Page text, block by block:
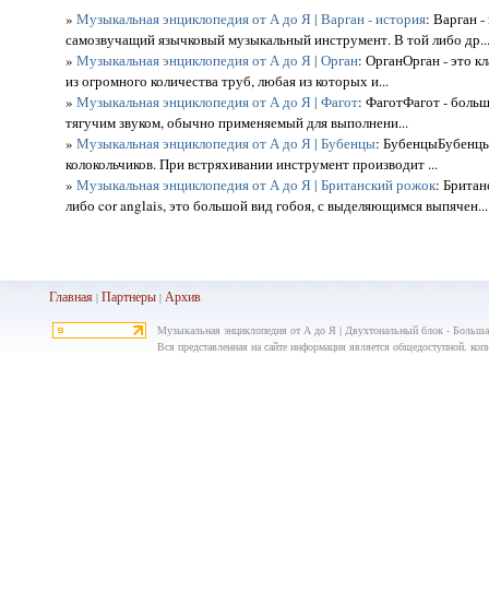
» Музыкальная энциклопедия от А до Я | Варган - история: Варган -
самозвучащий язычковый музыкальный инструмент. В той либо др...
» Музыкальная энциклопедия от А до Я | Орган: ОрганОрган - это
из огромного количества труб, любая из которых и...
» Музыкальная энциклопедия от А до Я | Фагот: ФаготФагот -
тягучим звуком, обычно применяемый для выполнени...
» Музыкальная энциклопедия от А до Я | Бубенцы:
колокольчиков. При встряхивании инструмент производит ...
» Музыкальная энциклопедия от А до Я | Британский рожок:
либо cor anglais, это большой вид гобоя, с выделяющимся выпячен...
Главная| Партнеры| Архив
Музыкальная энциклопедия от А до Я | Двухтональный блок -
Вся представленная на сайте информация является общедоступной,